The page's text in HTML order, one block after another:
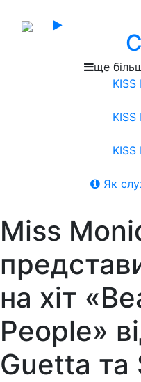
ще
KISS
Як
Miss
на хіт
People»
Guetta та